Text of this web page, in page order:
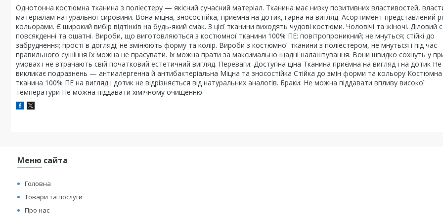
Однотонна костюмна тканина з поліестеру — якісний сучасний матеріал. Тканина має низку позитивних властивостей,
матеріалам натуральної сировини. Вона міцна, зносостійка, приємна на дотик, гарна на вигляд. Асортимент представлений
кольорами. Є широкий вибір відтінків на будь-який смак. З цієї тканини виходять чудові костюми. Чоловічі та жіночі. Діловий
повсякденні та ошатні. Вироби, що виготовляються з костюмної тканини 100% ПЕ: повітропроникний; не мнуться; стійкі до
забруднення; прості в догляді; не змінюють форму та колір. Вироби з костюмної тканини з поліестером, не мнуться і під час
правильного сушіння їх можна не прасувати. Їх можна прати за максимально щадні налаштування. Вони швидко сохнуть у
умовах і не втрачають свій початковий естетичний вигляд. Переваги: Доступна ціна Тканина приємна на вигляд і на дотик Не
викликає подразнень — антиалергенна й антибактеріальна Міцна та зносостійка Стійка до змін форми та кольору Костюмна
тканина 100% ПЕ на вигляд і дотик не відрізняється від натуральних аналогів. Браки: Не можна піддавати впливу високої
температури Не можна піддавати хімічному очищенню
Меню сайта
Головна
Товари та послуги
Про нас